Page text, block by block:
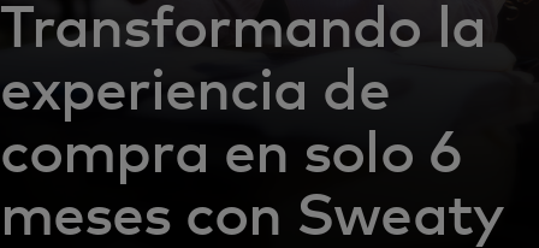
Transformando la
experiencia de
compra en solo 6
meses con Sweaty